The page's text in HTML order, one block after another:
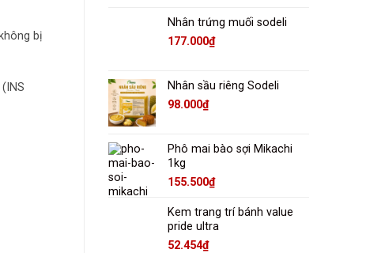
bị
Nhân trứng muối sodeli
177.000₫
Nhân sầu riêng Sodeli
98.000₫
Phô mai bào sợi Mikachi
1kg
155.500₫
Kem trang trí bánh value
pride ultra
52.454₫